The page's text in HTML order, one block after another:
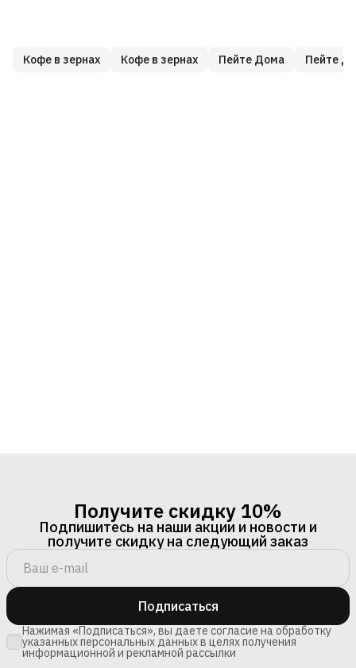
Кофе в зернах Кофе в зернах Пейте Дома Пейте
Получите скидку 10%
Подпишитесь на наши акции и новости и
получите скидку на следующий заказ
Подписаться
Нажимая «Подписаться», вы даете согласие на обработку
указанных персональных данных в целях получения
информационной и рекламной рассылки